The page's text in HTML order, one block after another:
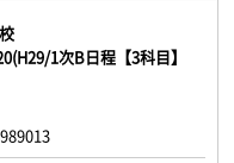
1次B日程【3科目】